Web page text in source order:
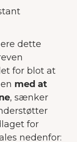
dette
for blot at
med at
, sænker
for
nedenfor:
vores
med at